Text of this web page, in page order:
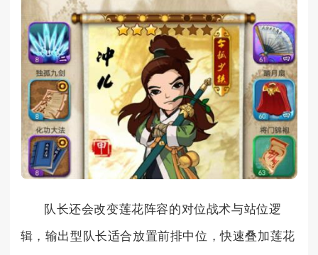
队长还会改变莲花阵容的对位战术与站位逻
辑，输出型队长适合放置前排中位，快速叠加莲花